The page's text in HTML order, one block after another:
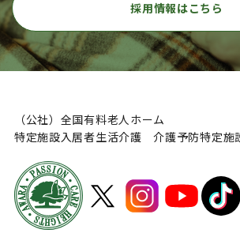
採用情報はこちら
（公社）全国有料老人ホーム
特定施設入居者生活介護 介護予防特定施